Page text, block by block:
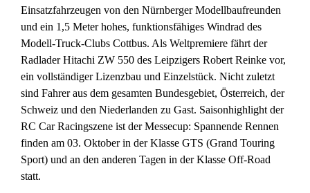
Einsatzfahrzeugen von den Nürnberger Modellbaufreunden
und ein 1,5 Meter hohes, funktionsfähiges Windrad des
Modell-Truck-Clubs Cottbus. Als Weltpremiere fährt der
Radlader Hitachi ZW 550 des Leipzigers Robert Reinke vor,
ein vollständiger Lizenzbau und Einzelstück. Nicht zuletzt
sind Fahrer aus dem gesamten Bundesgebiet, Österreich, der
Schweiz und den Niederlanden zu Gast. Saisonhighlight der
RC Car Racingszene ist der Messecup: Spannende Rennen
finden am 03. Oktober in der Klasse GTS (Grand Touring
Sport) und an den anderen Tagen in der Klasse Off-Road
statt.